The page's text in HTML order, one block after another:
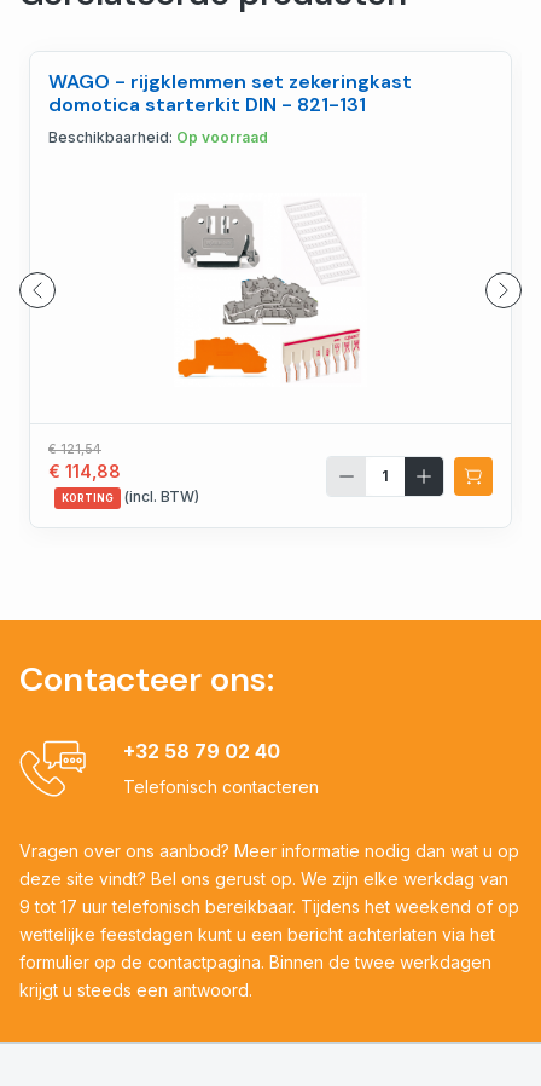
WAGO - rijgklemmen set zekeringkast
domotica starterkit DIN - 821-131
Beschikbaarheid: Op voorraad
€ 121,54
€ 114,88
KORTING (incl. BTW)
Contacteer ons:
+32 58 79 02 40
Telefonisch contacteren
Vragen over ons aanbod? Meer informatie nodig dan wat u op
deze site vindt? Bel ons gerust op. We zijn elke werkdag van
9 tot 17 uur telefonisch bereikbaar. Tijdens het weekend of op
wettelijke feestdagen kunt u een bericht achterlaten via het
formulier op de contactpagina. Binnen de twee werkdagen
krijgt u steeds een antwoord.